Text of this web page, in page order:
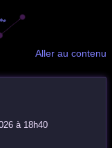
Aller au contenu
à 18h40